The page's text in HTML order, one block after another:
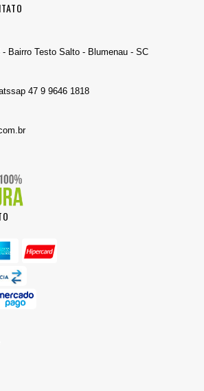
Bairro Testo Salto - Blumenau - SC
47 9 9646 1818